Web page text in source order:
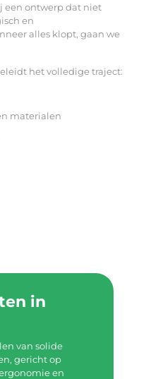
een ontwerp dat niet
en
alles klopt, gaan we
het volledige traject:
materialen
in
van solide
gericht op
en